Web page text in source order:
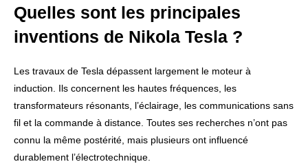
Quelles sont les principales
inventions de Nikola Tesla ?
Les travaux de Tesla dépassent largement le moteur à
induction. Ils concernent les hautes fréquences, les
transformateurs résonants, l’éclairage, les communications sans
fil et la commande à distance. Toutes ses recherches n’ont pas
connu la même postérité, mais plusieurs ont influencé
durablement l’électrotechnique.